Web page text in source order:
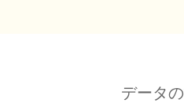
データ